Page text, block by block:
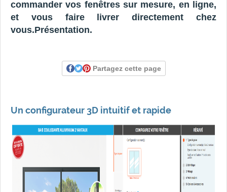
commander vos fenêtres sur mesure, en ligne,
et vous faire livrer directement chez
vous.Présentation.
Partagez cette page
Un configurateur 3D intuitif et rapide